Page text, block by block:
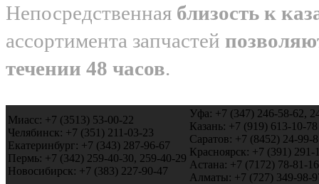
Непосредственная близость к
ассортимента запчастей
течении 48 часов.
Миасс: +7 (3513) 53-00-22
Челябинск: +7 (351) 211-03-23
Екатеринбург: +7 (343) 287-96-67
Пермь: +7 (342) 259-40-30, 259-40-29
Новосибирск: +7 (383) 227-90-47
Уфа: +7 (347) 246-58-62,
Казань: +7 (919) 613-10-78
Саратов: +7 (8452) 24-99-
Красноярск: +7 (391) 291-
Астана: +7 (7172) 78-81-16
Алматы: +7 (727) 349-98-